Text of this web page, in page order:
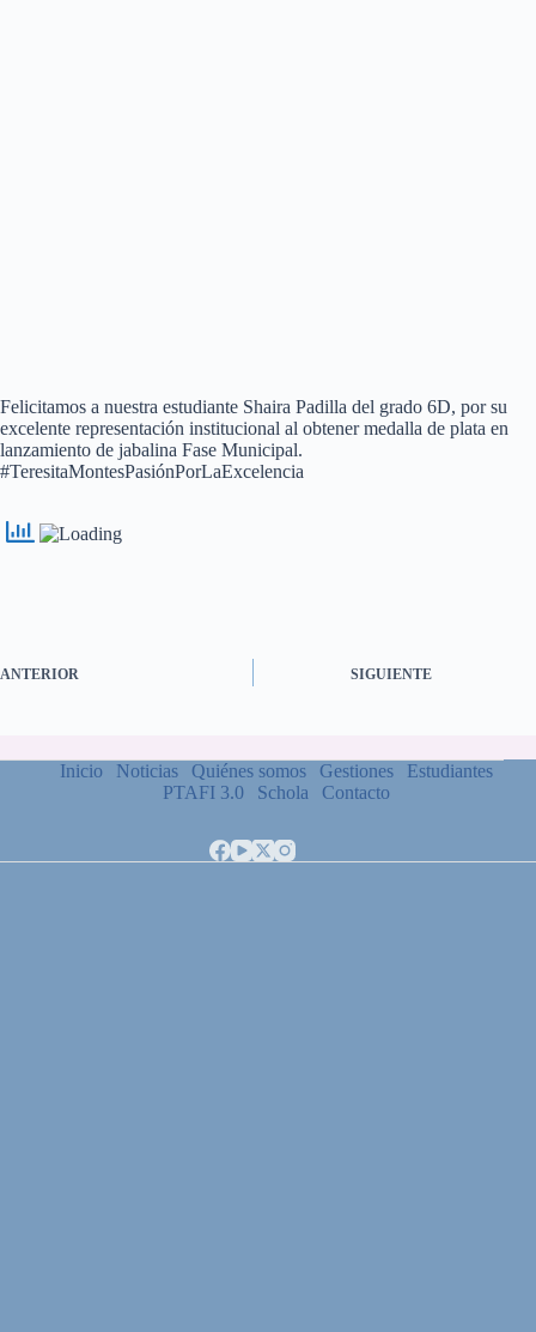
Felicitamos a nuestra estudiante Shaira Padilla del grado 6D, por su
excelente representación institucional al obtener medalla de plata en
lanzamiento de jabalina Fase Municipal.
#TeresitaMontesPasiónPorLaExcelencia
ANTERIOR SIGUIENTE
Inicio Noticias Quiénes somos Gestiones
Estudiantes
PTAFI 3.0
Schola Contacto